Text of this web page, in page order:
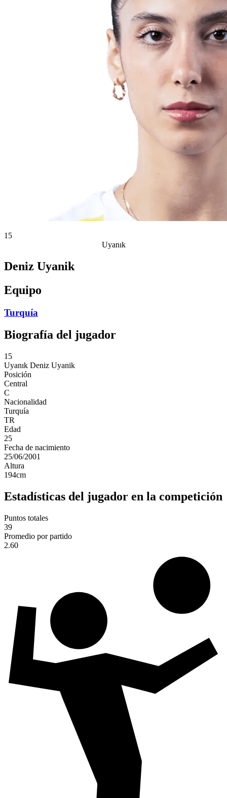
15
Uyanık
Deniz Uyanik
Equipo
Turquía
Biografía del jugador
15
Uyanık Deniz Uyanik
Posición
Central
C
Nacionalidad
Turquía
TR
Edad
25
Fecha de nacimiento
25/06/2001
Altura
194cm
Estadísticas del jugador en la competición
Puntos totales
39
Promedio por partido
2.60